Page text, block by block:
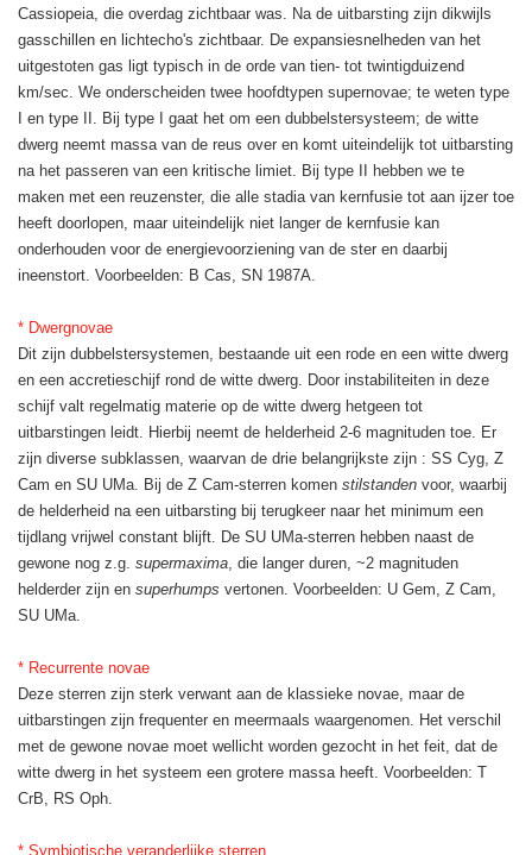
Cassiopeia, die overdag zichtbaar was. Na de uitbarsting zijn dikwijls
gasschillen en lichtecho's zichtbaar. De expansiesnelheden van het
uitgestoten gas ligt typisch in de orde van tien- tot twintigduizend
km/sec. We onderscheiden twee hoofdtypen supernovae; te weten type
I en type II. Bij type I gaat het om een dubbelstersysteem; de witte
dwerg neemt massa van de reus over en komt uiteindelijk tot uitbarsting
na het passeren van een kritische limiet. Bij type II hebben we te
maken met een reuzenster, die alle stadia van kernfusie tot aan ijzer toe
heeft doorlopen, maar uiteindelijk niet langer de kernfusie kan
onderhouden voor de energievoorziening van de ster en daarbij
ineenstort. Voorbeelden: B Cas, SN 1987A.
* Dwergnovae
Dit zijn dubbelstersystemen, bestaande uit een rode en een witte dwerg
en een accretieschijf rond de witte dwerg. Door instabiliteiten in deze
schijf valt regelmatig materie op de witte dwerg hetgeen tot
uitbarstingen leidt. Hierbij neemt de helderheid 2-6 magnituden toe. Er
zijn diverse subklassen, waarvan de drie belangrijkste zijn : SS Cyg, Z
Cam en SU UMa. Bij de Z Cam-sterren komen stilstanden voor, waarbij
de helderheid na een uitbarsting bij terugkeer naar het minimum een
tijdlang vrijwel constant blijft. De SU UMa-sterren hebben naast de
gewone nog z.g. supermaxima , die langer duren, ~2 magnituden
helderder zijn en superhumps vertonen. Voorbeelden: U Gem, Z Cam,
SU UMa.
* Recurrente novae
Deze sterren zijn sterk verwant aan de klassieke novae, maar de
uitbarstingen zijn frequenter en meermaals waargenomen. Het verschil
met de gewone novae moet wellicht worden gezocht in het feit, dat de
witte dwerg in het systeem een grotere massa heeft. Voorbeelden: T
CrB, RS Oph.
* Symbiotische veranderlijke sterren